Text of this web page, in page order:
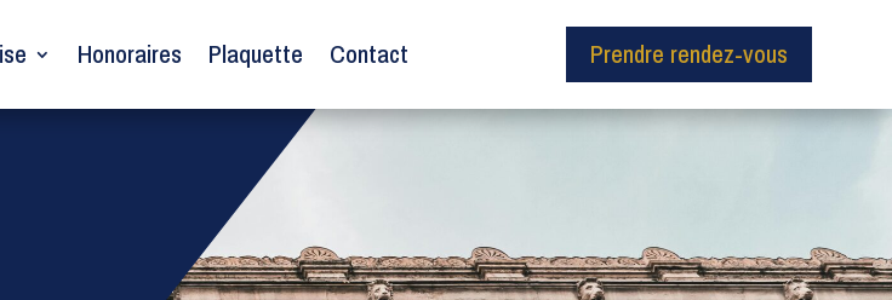
Honoraires Plaquette Contact Prendre rendez-vous